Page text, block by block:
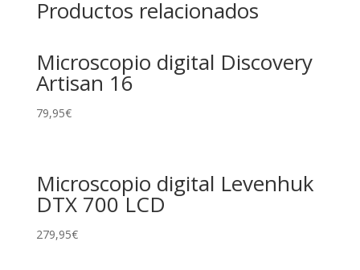
Productos relacionados
Microscopio digital Discovery
Artisan 16
79,95€
Microscopio digital Levenhuk
DTX 700 LCD
279,95€